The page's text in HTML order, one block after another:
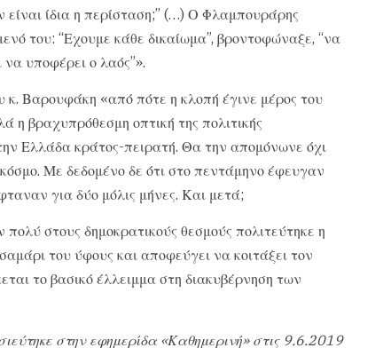
ίδια η περίσταση;” (…) Ο Φλαμπουράρης
του: “Εχουμε κάθε δικαίωμα”, βροντοφώναξε, “να
υποφέρει ο λαός”».
κ. Βαρουφάκη «από πότε η κλοπή έγινε μέρος του
η βραχυπρόθεσμη οπτική της πολιτικής
Ελλάδα κράτος-πειρατή. Θα την απομόνωνε όχι
Με δεδομένο δε ότι στο πεντάμηνο έφευγαν
για δύο μόλις μήνες. Και μετά;
στους δημοκρατικούς θεσμούς πολιτεύτηκε η
του ύφους και αποφεύγει να κοιτάξει τον
το βασικό έλλειμμα στη διακυβέρνηση των
στην εφημερίδα «Καθημερινή» στις 9.6.2019